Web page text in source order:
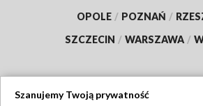
OPOLE / POZNAŃ /
SZCZECIN / WARSZAWA /
Szanujemy Twoją prywatność